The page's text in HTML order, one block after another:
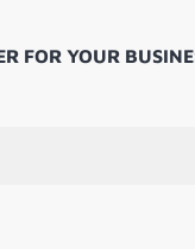
FOR YOUR